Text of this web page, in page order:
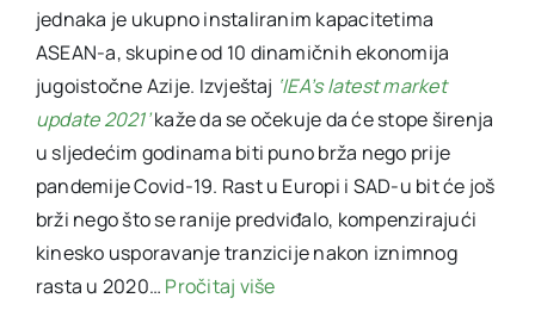
jednaka je ukupno instaliranim kapacitetima
ASEAN-a, skupine od 10 dinamičnih ekonomija
jugoistočne Azije. Izvještaj ‘IEA’s latest market
update 2021’kaže da se očekuje da će stope širenja
u sljedećim godinama biti puno brža nego prije
pandemije Covid-19. Rast u Europi i SAD-u bit će još
brži nego što se ranije predviđalo, kompenzirajući
kinesko usporavanje tranzicije nakon iznimnog
rasta u 2020… Pročitaj više